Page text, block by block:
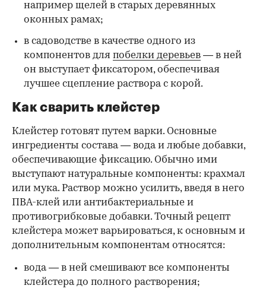
например щелей в старых деревянных
оконных рамах;
в садоводстве в качестве одного из
компонентов для побелки деревьев — в ней
он выступает фиксатором, обеспечивая
лучшее сцепление раствора с корой.
Как сварить клейстер
Клейстер готовят путем варки. Основные
ингредиенты состава — вода и любые добавки,
обеспечивающие фиксацию. Обычно ими
выступают натуральные компоненты: крахмал
или мука. Раствор можно усилить, введя в него
ПВА-клей или антибактериальные и
противогрибковые добавки. Точный рецепт
клейстера может варьироваться, к основным и
дополнительным компонентам относятся:
вода — в ней смешивают все компоненты
клейстера до полного растворения;